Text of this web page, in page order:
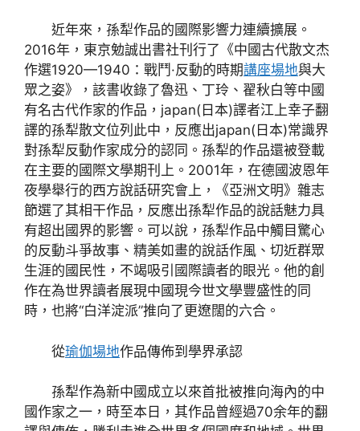
近年來，孫犁作品的國際影響力連續擴展。
2016年，東京勉誠出書社刊行了《中國古代散文杰
作選1920—1940：戰鬥·反動的時期講座場地與大
眾之姿》，該書收錄了魯迅、丁玲、翟秋白等中國
有名古代作家的作品，japan(日本)譯者江上幸子翻
譯的孫犁散文位列此中，反應出japan(日本)常識界
對孫犁反動作家成分的認同。孫犁的作品還被登載
在主要的國際文學期刊上。2001年，在德國波恩年
夜學舉行的西方說話研究會上，《亞洲文明》雜志
節選了其相干作品，反應出孫犁作品的說話魅力具
有超出國界的影響。可以說，孫犁作品中觸目驚心
的反動斗爭故事、精美如畫的說話作風、切近群眾
生涯的國民性，不竭吸引國際讀者的眼光。他的創
作在為世界讀者展現中國現今世文學豐盛性的同
時，也將“白洋淀派”推向了更遼闊的六合。
從瑜伽場地作品傳佈到學界承認
孫犁作為新中國成立以來首批被推向海內的中
國作家之一，時至本日，其作品曾經過70余年的翻